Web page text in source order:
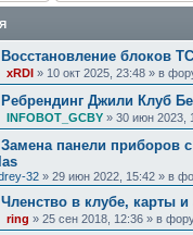
Восстановление блоков
xRDI » 10 окт 2025, 23:48 » в
Ребрендинг Джили Клуб
INFOBOT_GCBY » 30 июн 2023,
Замена панели приборов
32 » 29 июн 2022, 15:42 » в
Членство в клубе, карты и
ring » 25 сен 2018, 12:36 » в